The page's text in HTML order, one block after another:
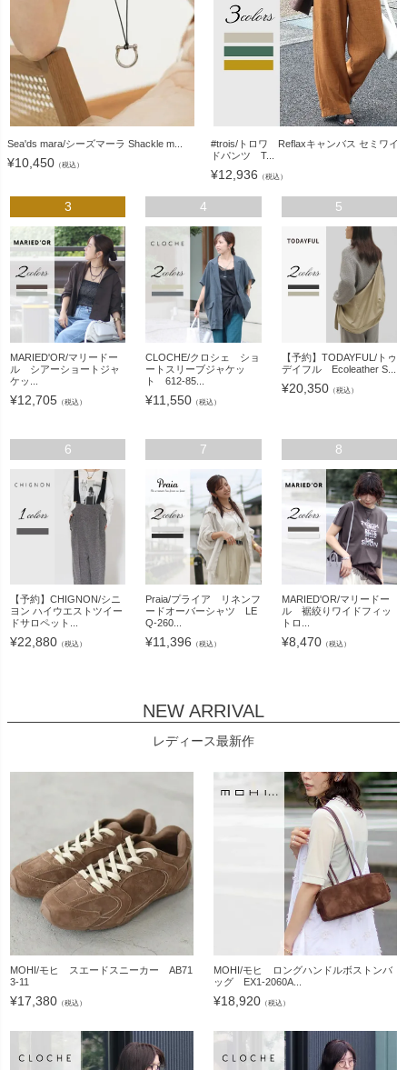
Sea'ds mara/シーズマーラ Shackle m...
¥10,450 （税込）
#trois/トロワ Reflaxキャンバス セミワイ
ドパンツ T...
¥12,936 （税込）
3
MARIED'OR/マリードー
ル シアーショートジャ
ケッ...
¥12,705 （税込）
4
CLOCHE/クロシェ ショ
ートスリーブジャケッ
ト 612-85...
¥11,550 （税込）
5
【予約】TODAYFUL/トゥ
デイフル Ecoleather S...
¥20,350（税込）
6
【予約】CHIGNON/シニ
ヨン ハイウエストツイー
ドサロペット...
¥22,880 （税込）
7
Praia/プライア リネンフ
ードオーバーシャツ LE
Q-260...
¥11,396 （税込）
8
MARIED'OR/マリードー
ル 裾絞りワイドフィッ
トロ...
¥8,470（税込）
NEW ARRIVAL
レディース最新作
MOHI/モヒ スエードスニーカー AB71
3-11
¥17,380 （税込）
MOHI/モヒ ロングハンドルボストンバ
ッグ EX1-2060A...
¥18,920 （税込）